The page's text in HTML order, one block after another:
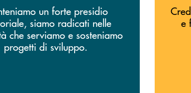
un forte presidio
siamo radicati nelle
che serviamo e sosteniamo
progetti di sviluppo.
e